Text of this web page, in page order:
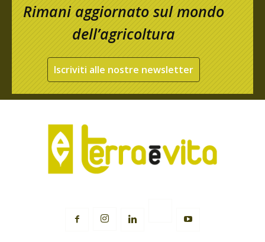
Rimani aggiornato sul mondo
dell’agricoltura
Iscriviti alle nostre newsletter